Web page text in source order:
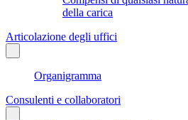
della carica
Articolazione degli uffici
Organigramma
Consulenti e collaboratori